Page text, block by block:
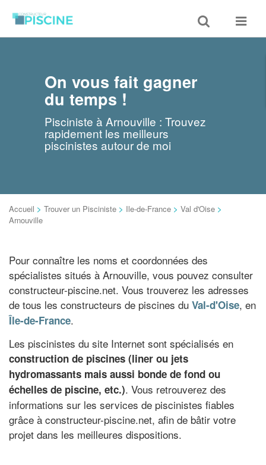
Toggle
search
Toggle
On vous fait gagner
du temps !
Pisciniste à Arnouville : Trouvez
rapidement les meilleurs
piscinistes autour de moi
Accueil > Trouver un Pisciniste > Ile-de-France > Val d'Oise >
Arnouville
Pour connaître les noms et coordonnées des
spécialistes situés à Arnouville, vous pouvez consulter
constructeur-piscine.net. Vous trouverez les adresses
de tous les constructeurs de piscines du Val-d'Oise, en
Île-de-France.
Les piscinistes du site Internet sont spécialisés en
construction de piscines (liner ou jets
hydromassants mais aussi bonde de fond ou
échelles de piscine, etc.). Vous retrouverez des
informations sur les services de piscinistes fiables
grâce à constructeur-piscine.net, afin de bâtir votre
projet dans les meilleures dispositions.